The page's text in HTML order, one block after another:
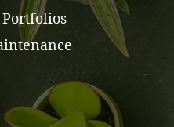
Portfolios